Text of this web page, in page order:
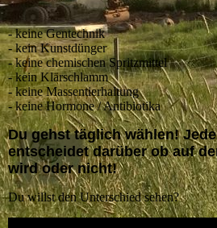
- keine Gentechnik
- kein Kunstdünger
- keine chemischen Spritzmittel
- kein Klärschlamm
- keine Massentierhaltung
- keine Hormone / Antibiotika
Du gehst täglich wählen!
entscheidet darüber ob auf
wird oder nicht!
Du willst den Unterschied sehen?